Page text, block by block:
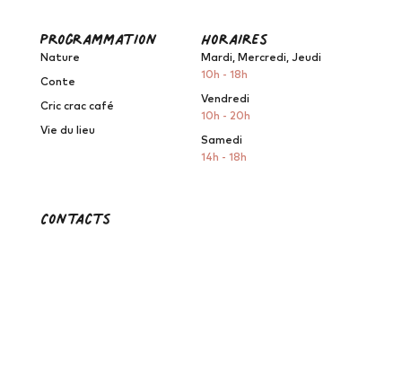
programmation
Nature
Conte
Cric crac café
Vie du lieu
horaires
Mardi, Mercredi, Jeudi
10h - 18h
Vendredi
10h - 20h
Samedi
14h - 18h
Contacts